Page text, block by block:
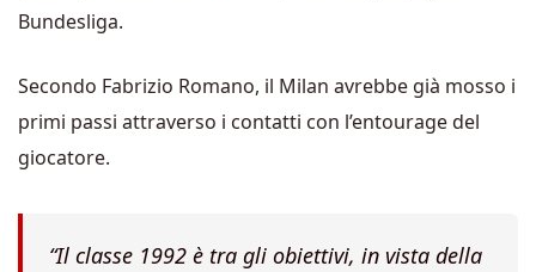
Bundesliga.
Secondo Fabrizio Romano, il Milan avrebbe già mosso i
primi passi attraverso i contatti con l’entourage del
giocatore.
“Il classe 1992 è tra gli obiettivi, in vista della